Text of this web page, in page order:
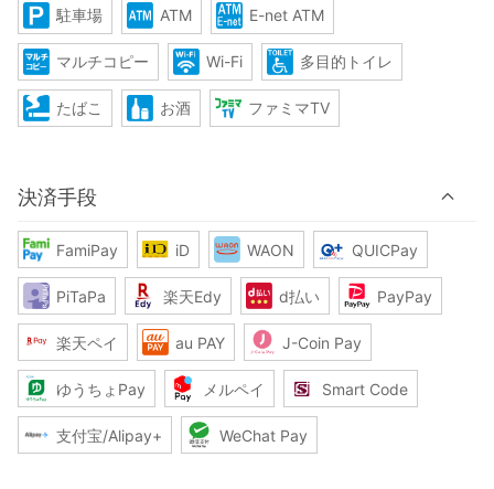
駐車場 ATM E-net ATM
マルチコピー Wi-Fi 多目的トイレ
たばこ お酒 ファミマTV
決済手段
FamiPay iD WAON QUICPay
PiTaPa 楽天Edy d払い PayPay
楽天ペイ au PAY J-Coin Pay
ゆうちょPay メルペイ Smart Code
支付宝/Alipay+ WeChat Pay